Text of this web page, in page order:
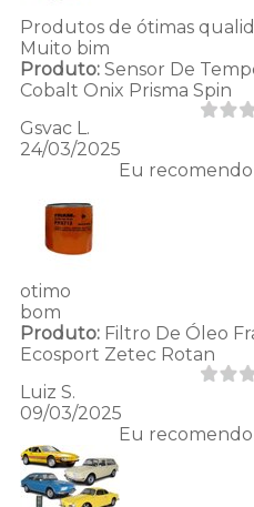
Produtos de ótimas
Muito bim
Produto:Sensor De
Cobalt Onix Prisma Spin
Gsvac L.
24/03/2025
Eu
otimo
bom
Produto:Filtro De Óleo
Ecosport Zetec Rotan
Luiz S.
09/03/2025
Eu